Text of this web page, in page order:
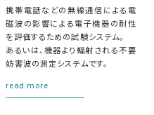
中文
携帯電話などの無線通信による電
磁波の影響による電子機器の耐性
を評価するための試験システム。
あるいは、機器より輻射される不要
妨害波の測定システムです。
read more